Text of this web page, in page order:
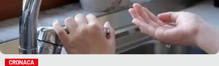
CRONACA